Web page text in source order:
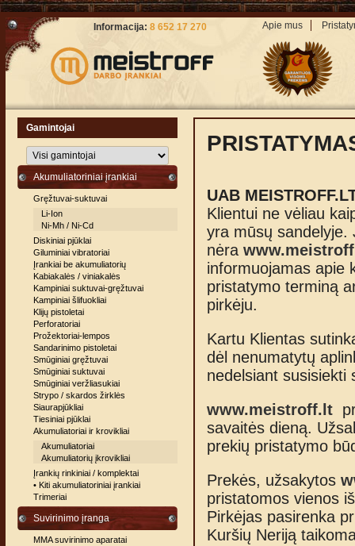
Apie mus
Informacija: 8 652 17 270
Gamintojai
Akumuliatoriniai įrankiai
Gręžtuvai-suktuvai
Li-Ion
Ni-Mh / Ni-Cd
Diskiniai pjūklai
Giluminiai vibratoriai
Įrankiai be akumuliatorių
Kabiakalės / viniakalės
Kampiniai suktuvai-gręžtuvai
Kampiniai šlifuokliai
Klijų pistoletai
Perforatoriai
Prožektoriai-lempos
Sandarinimo pistoletai
Smūginiai gręžtuvai
Smūginiai suktuvai
Smūginiai veržliasukiai
Strypo / skardos žirklės
Siaurapjūkliai
Tiesiniai pjūklai
Akumuliatoriai ir krovikliai
Akumuliatoriai
Akumuliatorių įkrovikliai
Įrankių rinkiniai / komplektai
• Kiti akumuliatoriniai įrankiai
Trimeriai
Suvirinimo įranga
MMA suvirinimo aparatai
UAB
Klientui ne vėliau
yra mūsų sandelyje.
nėra
informuojamas apie
pristatymo terminą
pirkėju.
Kartu Klientas
dėl nenumatytų
nedelsiant susisiekti
www.meistroff.lt
savaitės dieną.
prekių pristatymo
Prekės, užsakytos
pristatomos vienos
Pirkėjas pasirenka
Kuršių Neriją